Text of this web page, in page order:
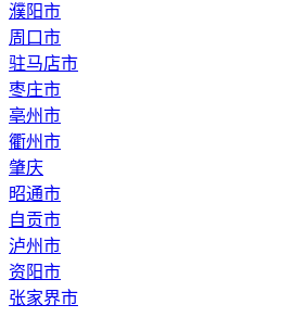
濮阳市
周口市
驻马店市
枣庄市
亳州市
衢州市
肇庆
昭通市
自贡市
泸州市
资阳市
张家界市